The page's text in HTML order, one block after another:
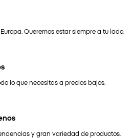
Queremos estar siempre a tu lado.
lo que necesitas a precios bajos.
y gran variedad de productos.